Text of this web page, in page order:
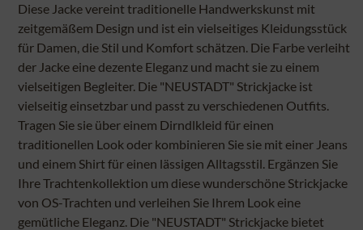
Diese Jacke vereint traditionelle Handwerkskunst mit
zeitgemäßem Design und ist ein vielseitiges Kleidungsstück
für Damen, die Stil und Komfort schätzen. Die Farbe verleiht
der Jacke eine dezente Eleganz und macht sie zu einem
vielseitigen Begleiter. Die "NEUSTADT" Strickjacke ist
vielseitig einsetzbar und passt zu verschiedenen Outfits.
Tragen Sie sie über einem Dirndlkleid für einen
traditionellen Look oder kombinieren Sie sie mit einer Jeans
und einem Shirt für einen lässigen Alltagsstil. Ergänzen Sie
Ihre Trachtenkollektion um diese wunderschöne Strickjacke
von OS-Trachten und verleihen Sie Ihrem Look eine
gemütliche Eleganz. Die "NEUSTADT" Strickjacke bietet